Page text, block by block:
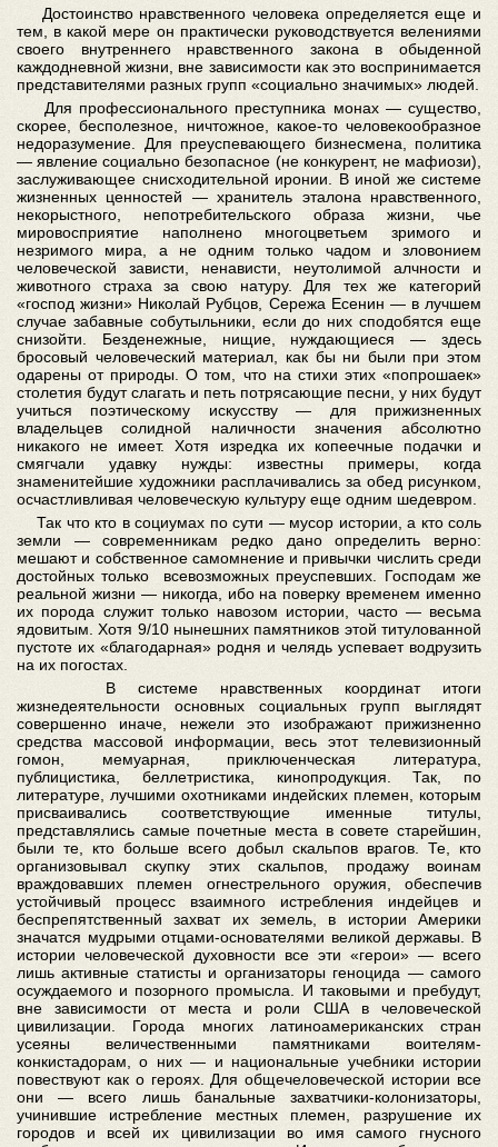
Достоинство нравственного человека определяется еще и
тем, в какой мере он практически руководствуется велениями
своего внутреннего нравственного закона в обыденной
каждодневной жизни, вне зависимости как это воспринимается
представителями разных групп «социально значимых» людей.
Для профессионального преступника монах — существо,
скорее, бесполезное, ничтожное, какое-то человекообразное
недоразумение. Для преуспевающего бизнесмена, политика
— явление социально безопасное (не конкурент, не мафиози),
заслуживающее снисходительной иронии. В иной же системе
жизненных ценностей — хранитель эталона нравственного,
некорыстного, непотребительского образа жизни, чье
мировосприятие наполнено многоцветьем зримого и
незримого мира, а не одним только чадом и зловонием
человеческой зависти, ненависти, неутолимой алчности и
животного страха за свою натуру. Для тех же категорий
«господ жизни» Николай Рубцов, Сережа Есенин — в лучшем
случае забавные собутыльники, если до них сподобятся еще
снизойти. Безденежные, нищие, нуждающиеся — здесь
бросовый человеческий материал, как бы ни были при этом
одарены от природы. О том, что на стихи этих «попрошаек»
столетия будут слагать и петь потрясающие песни, у них будут
учиться поэтическому искусству — для прижизненных
владельцев солидной наличности значения абсолютно
никакого не имеет. Хотя изредка их копеечные подачки и
смягчали удавку нужды: известны примеры, когда
знаменитейшие художники расплачивались за обед рисунком,
осчастливливая человеческую культуру еще одним шедевром.
Так что кто в социумах по сути — мусор истории, а кто соль
земли — современникам редко дано определить верно:
мешают и собственное самомнение и привычки числить среди
достойных только всевозможных преуспевших. Господам же
реальной жизни — никогда, ибо на поверку временем именно
их порода служит только навозом истории, часто — весьма
ядовитым. Хотя 9/10 нынешних памятников этой титулованной
пустоте их «благодарная» родня и челядь успевает водрузить
на их погостах.
В системе нравственных координат итоги
жизнедеятельности основных социальных групп выглядят
совершенно иначе, нежели это изображают прижизненно
средства массовой информации, весь этот телевизионный
гомон, мемуарная, приключенческая литература,
публицистика, беллетристика, кинопродукция. Так, по
литературе, лучшими охотниками индейских племен, которым
присваивались соответствующие именные титулы,
представлялись самые почетные места в совете старейшин,
были те, кто больше всего добыл скальпов врагов. Те, кто
организовывал скупку этих скальпов, продажу воинам
враждовавших племен огнестрельного оружия, обеспечив
устойчивый процесс взаимного истребления индейцев и
беспрепятственный захват их земель, в истории Америки
значатся мудрыми отцами-основателями великой державы. В
истории человеческой духовности все эти «герои» — всего
лишь активные статисты и организаторы геноцида — самого
осуждаемого и позорного промысла. И таковыми и пребудут,
вне зависимости от места и роли США в человеческой
цивилизации. Города многих латиноамериканских стран
усеяны величественными памятниками воителям-
конкистадорам, о них — и национальные учебники истории
повествуют как о героях. Для общечеловеческой истории все
они — всего лишь банальные захватчики-колонизаторы,
учинившие истребление местных племен, разрушение их
городов и всей их цивилизации во имя самого гнусного